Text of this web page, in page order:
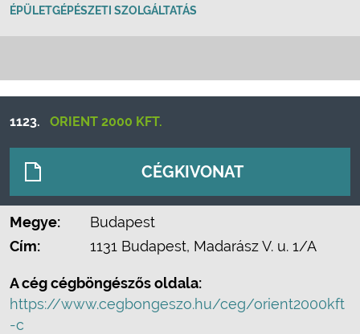
ÉPÜLETGÉPÉSZETI SZOLGÁLTATÁS
1123. ORIENT 2000 KFT.
CÉGKIVONAT
Megye:
Budapest
Cím:
1131 Budapest, Madarász V. u. 1/A
A cég cégböngészős oldala:
https://www.cegbongeszo.hu/ceg/orient2000kft
-c